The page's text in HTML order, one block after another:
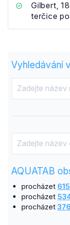
Gilbert,
terčice
Vyhledávání
AQUATAB
procházet 615
procházet
procházet